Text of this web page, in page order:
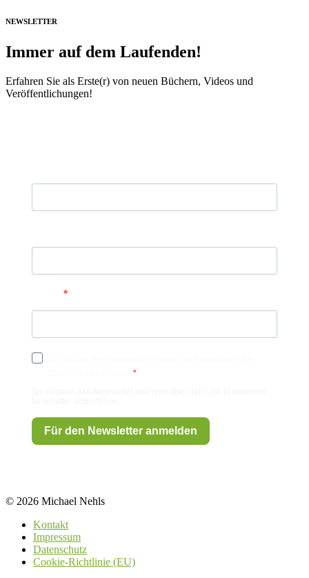
NEWSLETTER
Immer auf dem Laufenden!
Erfahren Sie als Erste(r) von neuen Büchern, Videos und
Veröffentlichungen!
Für den Newsletter anmelden
© 2026 Michael Nehls
Kontakt
Impressum
Datenschutz
Cookie-Richtlinie (EU)